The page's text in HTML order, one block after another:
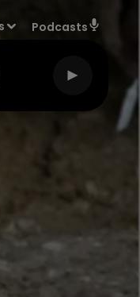
Podcasts